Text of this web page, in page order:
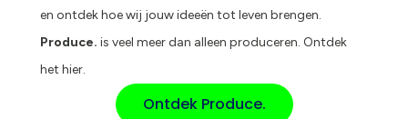
en ontdek hoe wij jouw ideeën tot leven brengen.
Produce. is veel meer dan alleen produceren. Ontdek
het hier.
Ontdek Produce.